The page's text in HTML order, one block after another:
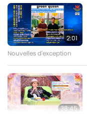
2:01
Nouvelles d'exception
38:45